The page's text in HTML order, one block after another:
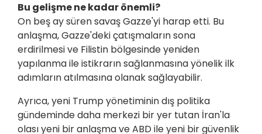
Bu gelişme ne kadar önemli?
On beş ay süren savaş Gazze'yi harap etti. Bu
anlaşma, Gazze'deki çatışmaların sona
erdirilmesi ve Filistin bölgesinde yeniden
yapılanma ile istikrarın sağlanmasına yönelik ilk
adımların atılmasına olanak sağlayabilir.
Ayrıca, yeni Trump yönetiminin dış politika
gündeminde daha merkezi bir yer tutan İran'la
olası yeni bir anlaşma ve ABD ile yeni bir güvenlik